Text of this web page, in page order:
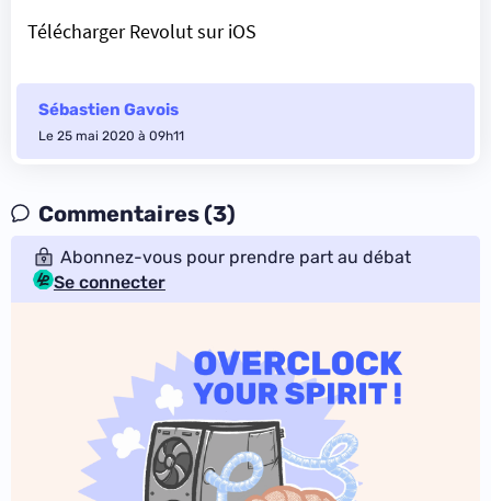
Télécharger Revolut sur iOS
Sébastien Gavois
Le 25 mai 2020 à 09h11
Commentaires (3)
Abonnez-vous pour prendre part au débat
Se connecter